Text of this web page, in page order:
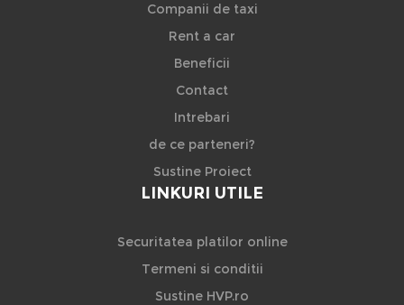
Companii de taxi
Rent a car
Beneficii
Contact
Intrebari
de ce parteneri?
Sustine Proiect
LINKURI UTILE
Securitatea platilor online
Termeni si conditii
Sustine HVP.ro